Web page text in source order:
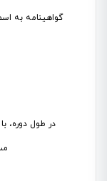
گواهینامه به
در طول دوره،